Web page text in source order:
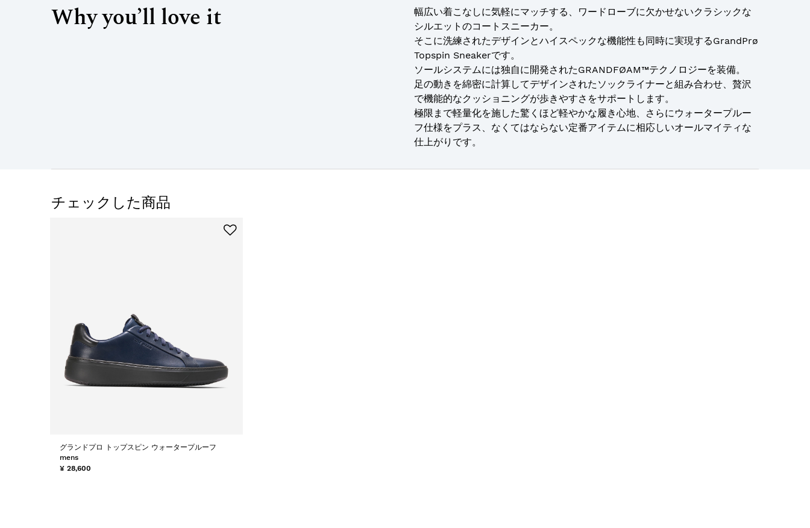
Why you’ll love it
幅広い着こなしに気軽にマッチする、ワードローブに欠かせないクラシックな
シルエットのコートスニーカー。
そこに洗練されたデザインとハイスペックな機能性も同時に実現するGrandPrø
Topspin Sneakerです。
ソールシステムには独自に開発されたGRANDFØAM™テクノロジーを装備。
足の動きを綿密に計算してデザインされたソックライナーと組み合わせ、贅沢
で機能的なクッショニングが歩きやすさをサポートします。
極限まで軽量化を施した驚くほど軽やかな履き心地、さらにウォータープルー
フ仕様をプラス、なくてはならない定番アイテムに相応しいオールマイティな
仕上がりです。
チェックした商品
グランドプロ トップスピン ウォータープルーフ
mens
¥ 28,600